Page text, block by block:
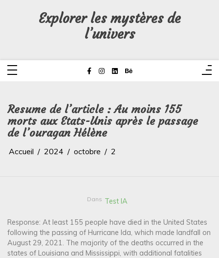
Explorer les mystères de
l’univers
Resume de l’article : Au moins 155
morts aux Etats-Unis après le passage
de l’ouragan Hélène
Accueil 2024 octobre 2
Dans Test IA
Response: At least 155 people have died in the United States
following the passing of Hurricane Ida, which made landfall on
August 29, 2021. The majority of the deaths occurred in the
states of Louisiana and Mississippi, with additional fatalities